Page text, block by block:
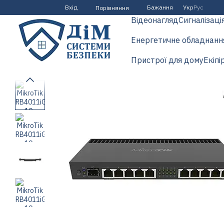
Перейти до основного контенту
Вхід Порівняння Бажання УкрРус
Відеонагляд
Енергетичне
Пристрої для дому